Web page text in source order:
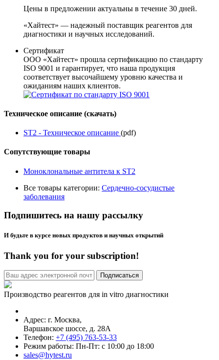
Цены в предложении актуальны в течение 30 дней.
«Хайтест» — надежный поставщик реагентов для
диагностики и научных исследований.
Сертификат
ООО «Хайтест» прошла сертификацию по стандарту
ISO 9001 и гарантирует, что наша продукция
соответствует высочайшему уровню качества и
ожиданиям наших клиентов.
Техническое описание (скачать)
ST2 - Техническое описание (pdf)
Сопутствующие товары
Моноклональные антитела к ST2
Все товары категории: Сердечно-сосудистые
заболевания
Подпишитесь на нашу рассылку
И будьте в курсе новых продуктов и научных открытий
Thank you for your subscription!
Производство реагентов для in vitro диагностики
Адрес: г. Москва,
Варшавское шоссе, д. 28А
Телефон: +7 (495) 763-53-33
Режим работы: Пн-Пт: с 10:00 до 18:00
sales@hytest.ru